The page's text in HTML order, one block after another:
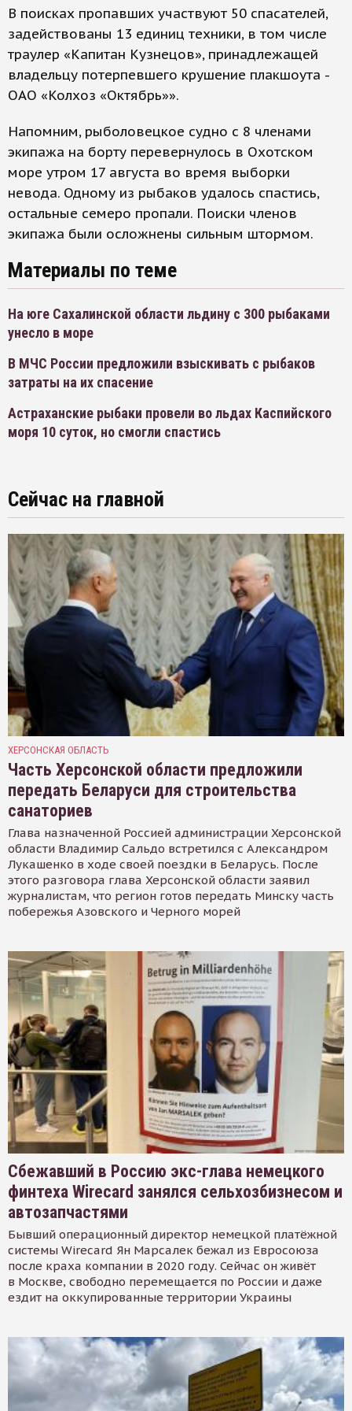
В поисках пропавших участвуют 50 спасателей,
задействованы 13 единиц техники, в том числе
траулер «Капитан Кузнецов», принадлежащей
владельцу потерпевшего крушение плакшоута -
ОАО «Колхоз «Октябрь»».
Напомним, рыболовецкое судно с 8 членами
экипажа на борту перевернулось в Охотском
море утром 17 августа во время выборки
невода. Одному из рыбаков удалось спастись,
остальные семеро пропали. Поиски членов
экипажа были осложнены сильным штормом.
Материалы по теме
На юге Сахалинской области льдину с 300 рыбаками
унесло в море
В МЧС России предложили взыскивать с рыбаков
затраты на их спасение
Астраханские рыбаки провели во льдах Каспийского
моря 10 суток, но смогли спастись
Сейчас на главной
ХЕРСОНСКАЯ ОБЛАСТЬ
Часть Херсонской области предложили
передать Беларуси для строительства
санаториев
Глава назначенной Россией администрации Херсонской
области Владимир Сальдо встретился с Александром
Лукашенко в ходе своей поездки в Беларусь. После
этого разговора глава Херсонской области заявил
журналистам, что регион готов передать Минску часть
побережья Азовского и Черного морей
Сбежавший в Россию экс-глава немецкого
финтеха Wirecard занялся сельхозбизнесом и
автозапчастями
Бывший операционный директор немецкой платёжной
системы Wirecard Ян Марсалек бежал из Евросоюза
после краха компании в 2020 году. Сейчас он живёт
в Москве, свободно перемещается по России и даже
ездит на оккупированные территории Украины